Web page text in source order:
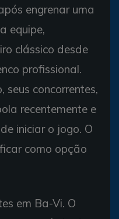
engrenar uma
equipe,
clássico desde
profissional.
seus concorrentes,
recentemente e
iniciar o jogo. O
como opção
em Ba-Vi. O